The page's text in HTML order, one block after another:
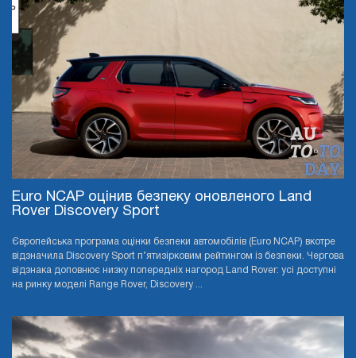
Euro NCAP оцінив безпеку оновленого Land
Rover Discovery Sport
Європейська програма оцінки безпеки автомобілів (Euro NCAP) вкотре
відзначила Discovery Sport п’ятизірковим рейтингом із безпеки. Чергова
відзнака доповнює низку попередніх нагород Land Rover: усі доступні
на ринку моделі Range Rover, Discovery ...